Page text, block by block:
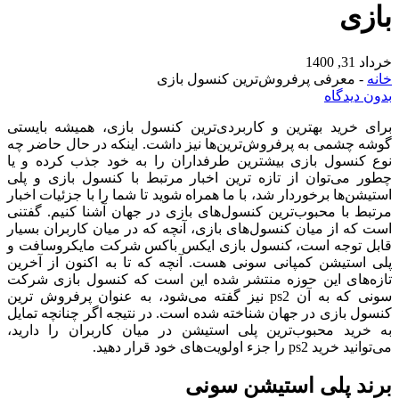
بازی
خرداد 31, 1400
خانه - معرفی پرفروش‌ترین کنسول بازی
بدون دیدگاه
برای خرید بهترین و کاربردی‌ترین کنسول بازی، همیشه بایستی
گوشه چشمی به پرفروش‌ترین‌ها نیز داشت. اینکه در حال حاضر چه
نوع کنسول بازی بیشترین طرفداران را به خود جذب کرده و یا
چطور می‌توان از تازه ترین اخبار مرتبط با کنسول بازی و پلی
استیشن‌ها برخوردار شد، با ما همراه شوید تا شما را با جزئیات اخبار
مرتبط با محبوب‌ترین کنسول‌های بازی در جهان آشنا کنیم. گفتنی
است که از میان کنسول‌های بازی، آنچه که در میان کاربران بسیار
قابل توجه است، کنسول بازی ایکس باکس شرکت مایکروسافت و
پلی استیشن کمپانی سونی هست. آنچه که تا به اکنون از آخرین
تازه‌های این حوزه منتشر شده این است که کنسول بازی شرکت
سونی که به آن ps2 نیز گفته می‌شود، به عنوان پرفروش ترین
کنسول بازی در جهان شناخته شده است. در نتیجه اگر چنانچه تمایل
به خرید محبوب‌ترین پلی استیشن در میان کاربران را دارید،
می‌توانید خرید ps2 را جزء اولویت‌های خود قرار دهید.
برند پلی استیشن سونی